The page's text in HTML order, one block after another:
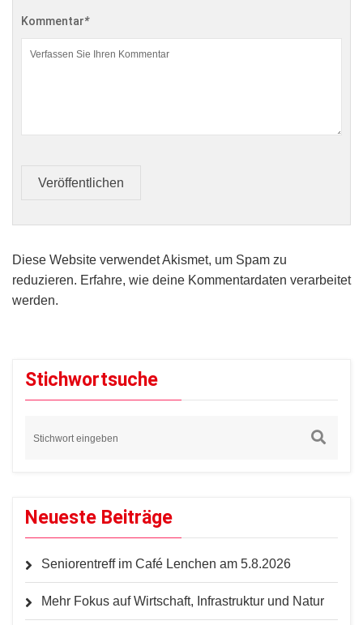
Kommentar*
Veröffentlichen
Diese Website verwendet Akismet, um Spam zu
reduzieren. Erfahre, wie deine Kommentardaten verarbeitet
werden.
Stichwortsuche
Neueste Beiträge
Seniorentreff im Café Lenchen am 5.8.2026
Mehr Fokus auf Wirtschaft, Infrastruktur und Natur